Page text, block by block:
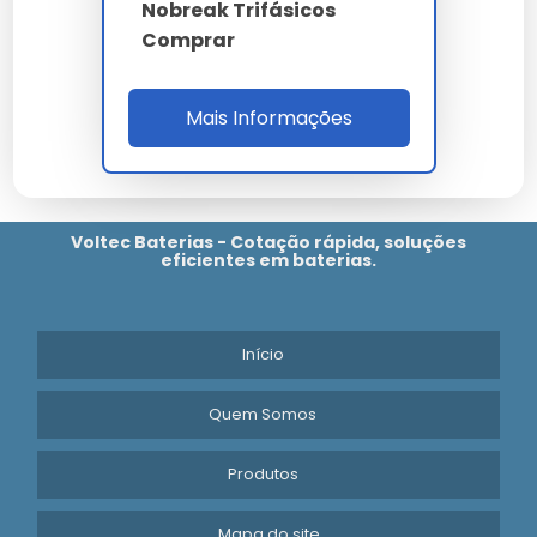
empresa carrega anos de pesquisa e
desenvolvimento focado em eficiência real.
A versatilidade denobreak comprar
aplicação em diversos setores, mantendo a
integridade esperada por nossos clientes.
A durabilidade do nobreak comprar é um dos seus
maiores diferenciais, garantindo que o seu
investimento tenha um retorno sólido ao longo do
tempo.
componente vital para quem busca excelência. Nossa
soluções do mercado global diretamente para você,
com o suporte e a confiança de quem é referência
no setor. Não perca a oportunidade de otimizar seus
processos com a qualidade garantida de nossos
produtos.
Nobreak Trifásicos
Comprar
Mais Informações
Voltec Baterias - Cotação rápida, soluções
eficientes em baterias.
Início
Quem Somos
Produtos